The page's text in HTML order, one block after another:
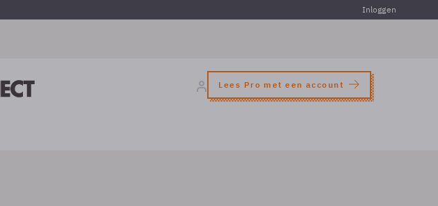
Inloggen
Lees Pro met een account